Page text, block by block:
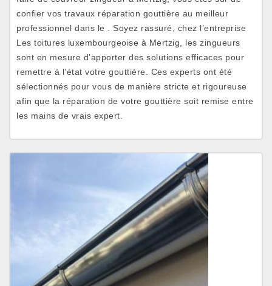
confier vos travaux réparation gouttière au meilleur
professionnel dans le . Soyez rassuré, chez l’entreprise
Les toitures luxembourgeoise à Mertzig, les zingueurs
sont en mesure d’apporter des solutions efficaces pour
remettre à l’état votre gouttière. Ces experts ont été
sélectionnés pour vous de manière stricte et rigoureuse
afin que la réparation de votre gouttière soit remise entre
les mains de vrais expert.